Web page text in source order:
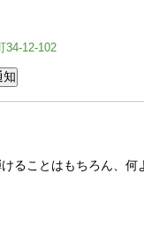
34-12-102
ることはもちろん、何